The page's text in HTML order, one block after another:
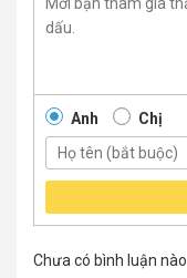
Anh Chị
Chưa có bình luận nào